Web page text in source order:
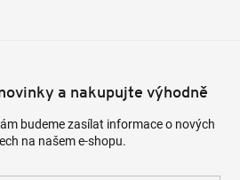
a nakupujte výhodně
budeme zasílat informace o nových
na našem e-shopu.